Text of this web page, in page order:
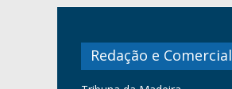
Redação e Comercial